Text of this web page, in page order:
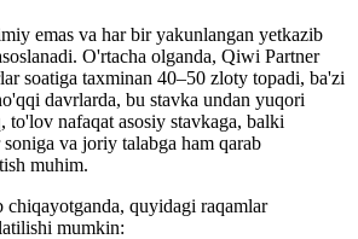
emas va har bir yakunlangan yetkazib
O'rtacha olganda, Qiwi Partner
soatiga taxminan 40–50 zloty topadi, ba'zi
davrlarda, bu stavka undan yuqori
nafaqat asosiy stavkaga, balki
va joriy talabga ham qarab
muhim.
quyidagi raqamlar
mumkin: